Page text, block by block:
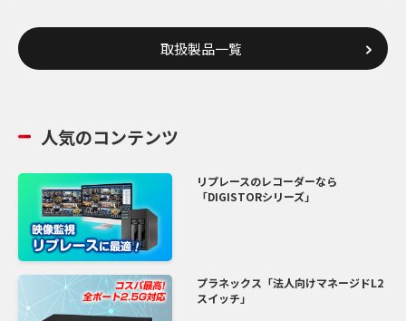
取扱製品一覧
人気のコンテンツ
リプレースのレコーダーなら
「DIGISTORシリーズ」
プラネックス「法人向けマネージドL2
スイッチ」